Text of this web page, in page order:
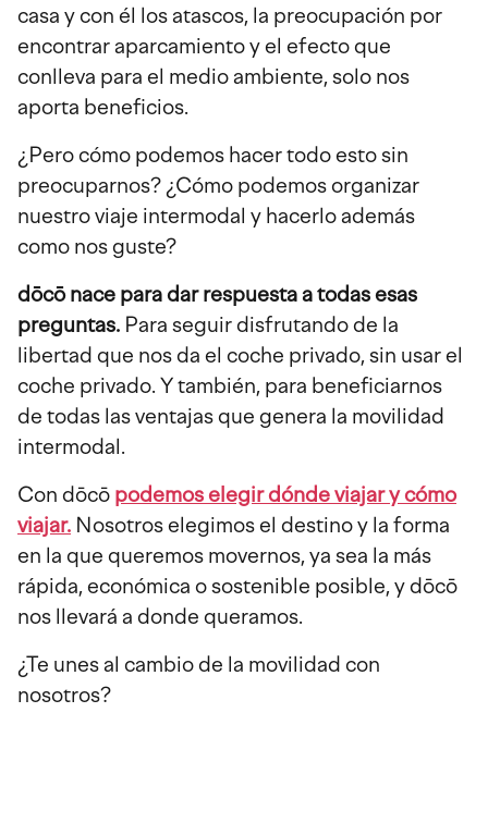
casa y con él los atascos, la preocupación por
encontrar aparcamiento y el efecto que
conlleva para el medio ambiente, solo nos
aporta beneficios.
¿Pero cómo podemos hacer todo esto sin
preocuparnos? ¿Cómo podemos organizar
nuestro viaje intermodal y hacerlo además
como nos guste?
dōcō nace para dar respuesta a todas esas
preguntas. Para seguir disfrutando de la
libertad que nos da el coche privado, sin usar el
coche privado. Y también, para beneficiarnos
de todas las ventajas que genera la movilidad
intermodal.
Con dōcō podemos elegir dónde viajar y cómo
viajar. Nosotros elegimos el destino y la forma
en la que queremos movernos, ya sea la más
rápida, económica o sostenible posible, y dōcō
nos llevará a donde queramos.
¿Te unes al cambio de la movilidad con
nosotros?